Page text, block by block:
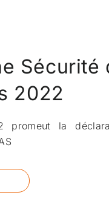
Sécurité
2022
promeut la